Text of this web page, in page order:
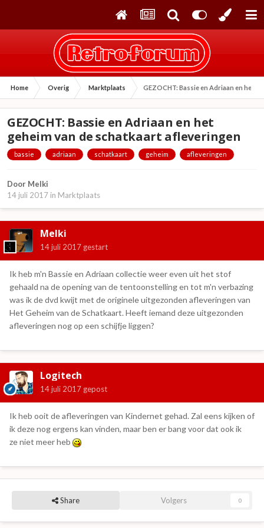
Home Overig Marktplaats GEZOCHT: Bassie en Adriaan en het
GEZOCHT: Bassie en Adriaan en het
geheim van de schatkaart afleveringen
bassie adriaan schatkaart geheim afleveringen
Door Melki
14 juli 2017 in Marktplaats
Melki
14 juli 2017 gestart
Ik heb m'n Bassie en Adriaan collectie weer even uit het stof
gehaald na de opening van de tentoonstelling en tot m'n verbazing
was ik de dvd kwijt met de originele uitgezonden afleveringen van
Het Geheim van de Schatkaart. Heeft iemand deze uitgezonden
afleveringen nog op een schijfje liggen?
Logitech
14 juli 2017 gepost
Ik heb ooit de afleveringen van Kindernet gehad. Zal eens kijken of
ik deze nog ergens kan vinden, maar ben er bang voor dat ook ik
ze niet meer heb
Share Volgers 0